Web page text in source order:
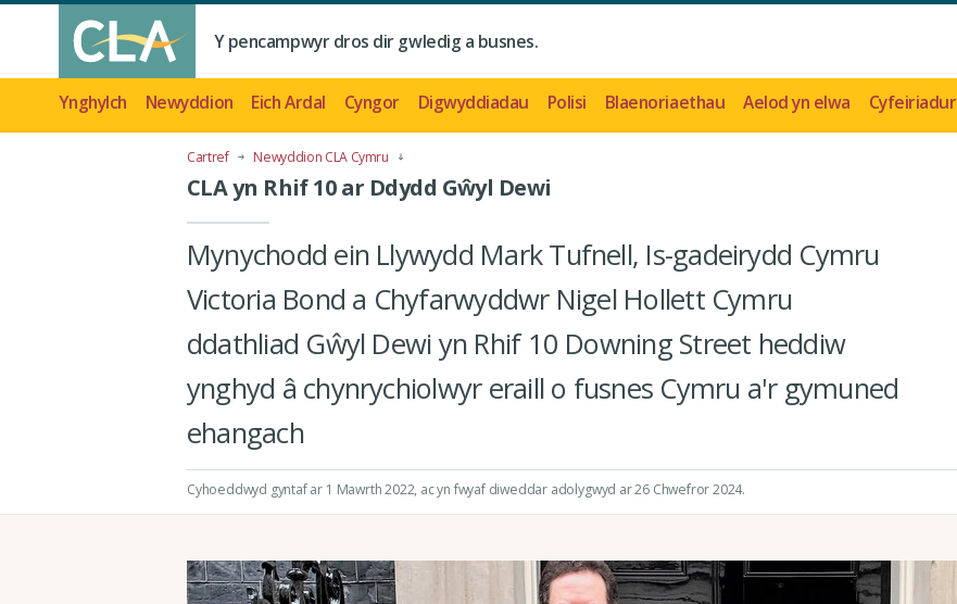
Y pencampwyr dros dir gwledig a busnes.
Ynghylch Newyddion Eich Ardal Cyngor Digwyddiadau Polisi Blaenoriaethau Aelod yn elwa Cyfeiriadur
Cartref Newyddion CLA Cymru
CLA yn Rhif 10 ar Ddydd Gŵyl Dewi
Mynychodd ein Llywydd Mark Tufnell, Is-gadeirydd Cymru
Victoria Bond a Chyfarwyddwr Nigel Hollett Cymru
ddathliad Gŵyl Dewi yn Rhif 10 Downing Street heddiw
ynghyd â chynrychiolwyr eraill o fusnes Cymru a'r gymuned
ehangach
Cyhoeddwyd gyntaf ar 1 Mawrth 2022, ac yn fwyaf diweddar adolygwyd ar 26 Chwefror 2024.